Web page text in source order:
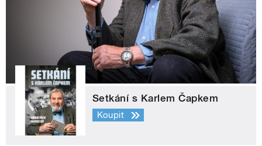
Setkání s Karlem Čapkem
Koupit